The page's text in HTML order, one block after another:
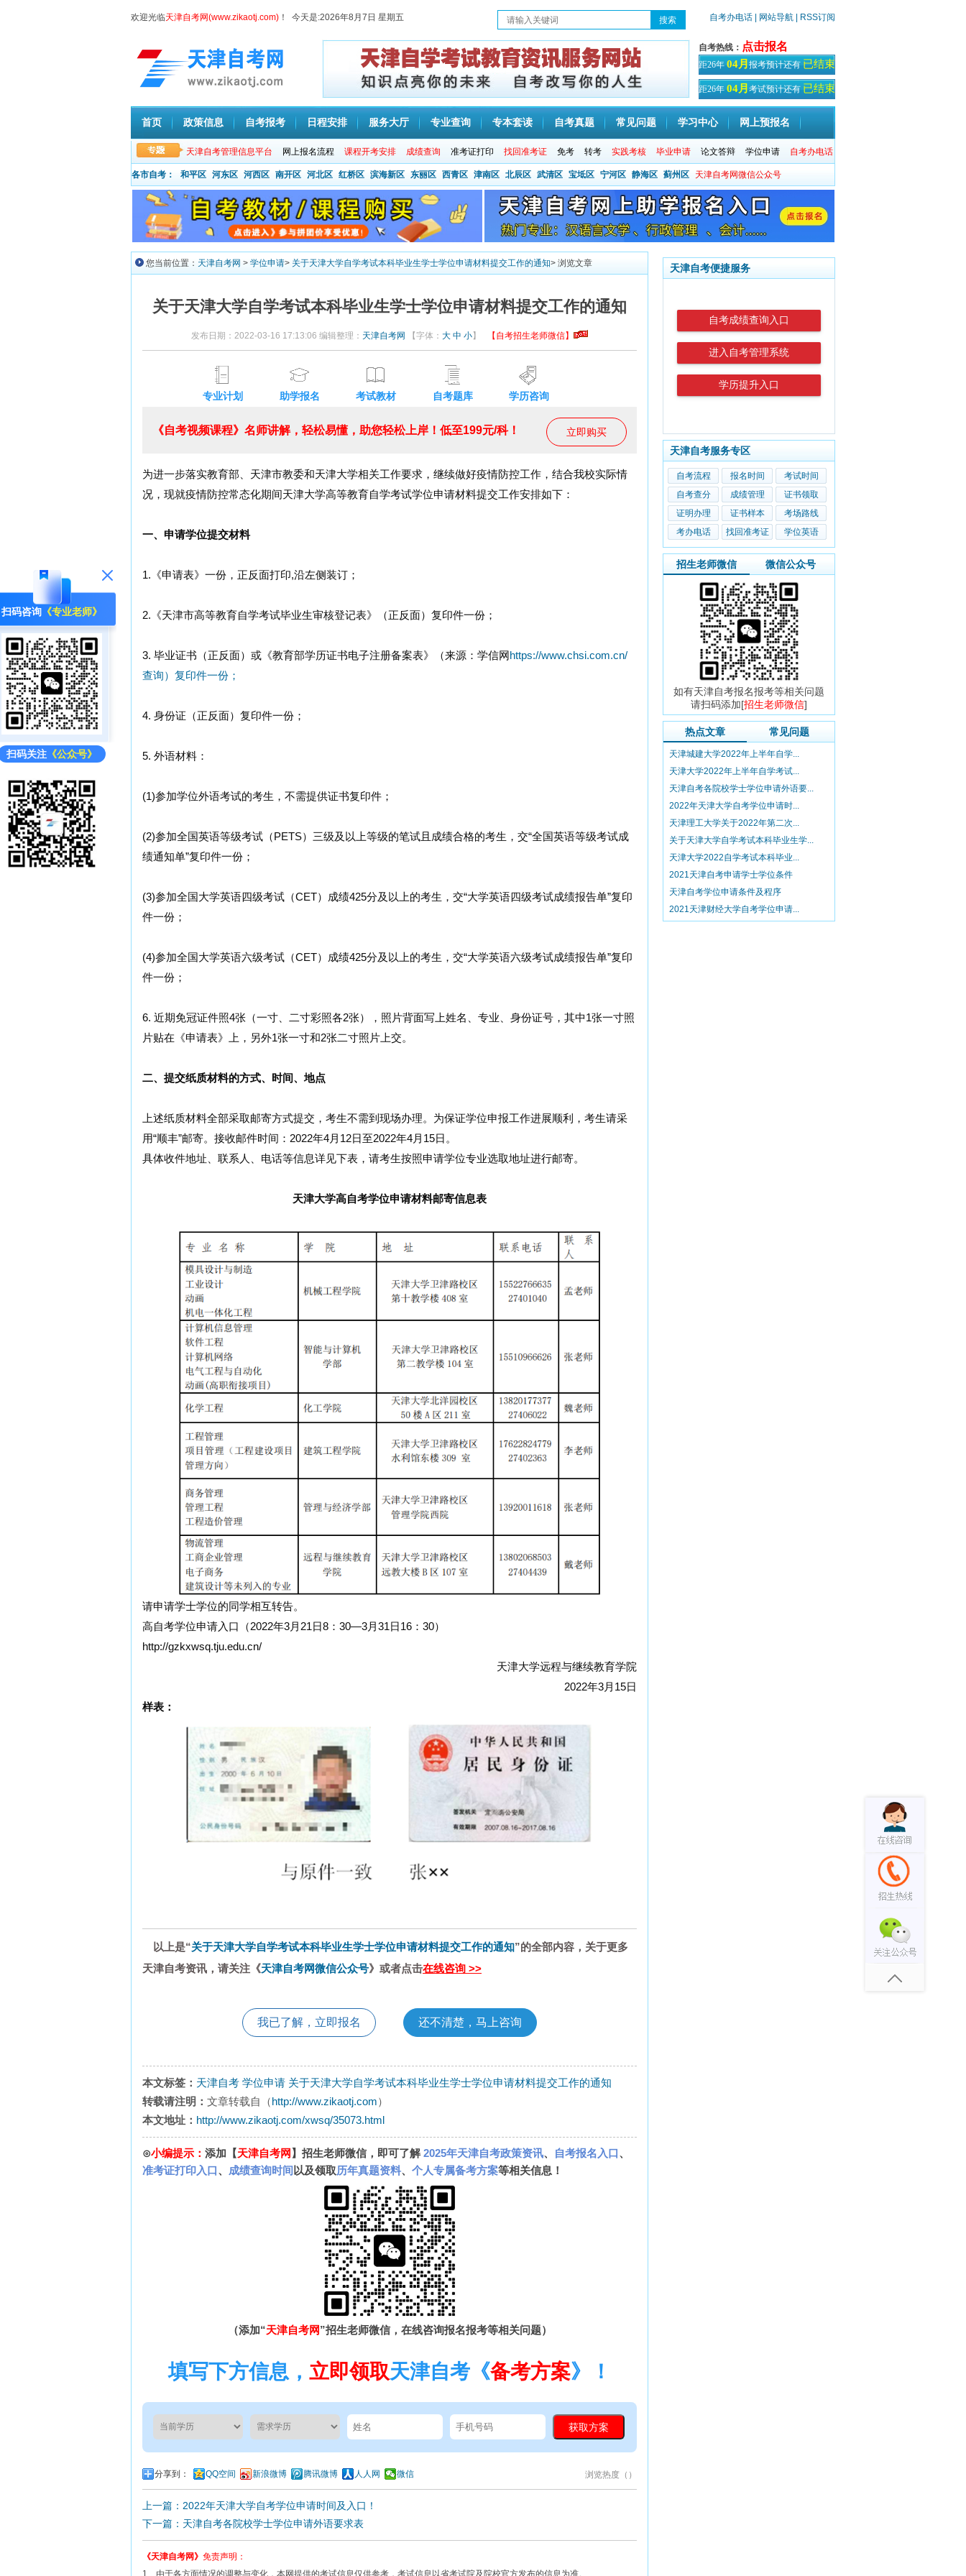
扫码咨询 《专业老师》
扫码关注 《公众号》
欢迎光临天津自考网(www.zikaotj.com) ！ 今天是:2026年8月7日 星期五 自考办电话 | 网站导航 | RSS订阅
自考热线： 点击报名
距26年 04月 报考预计还有 已结束
天！
距26年 04月 考试预计还有 已结束
天
首页 政策信息 自考报考 日程安排 服务大厅 专业查询 专本套读 自考真题 常见问题 学习中心 网上预报名
天津自考管理信息平台 网上报名流程 课程开考安排 成绩查询 准考证打印 找回准考证 免考 转考 实践考核 毕业申请 论文答辩 学位申请 自考办电话
各市自考： 和平区 河东区 河西区 南开区 河北区 红桥区 滨海新区 东丽区 西青区 津南区 北辰区 武清区 宝坻区 宁河区 静海区 蓟州区 天津自考网微信公众号
您当前位置： 天津自考网 > 学位申请> 关于天津大学自学考试本科毕业生学士学位申请材料提交工作的通知> 浏览文章
关于天津大学自学考试本科毕业生学士学位申请材料提交工作的通知
发布日期：2022-03-16 17:13:06 编辑整理： 天津自考网 【字体： 大 中 小】 【自考招生老师微信】
专业计划 助学报名 考试教材 自考题库 学历咨询
立即购买
《自考视频课程》名师讲解，轻松易懂，助您轻松上岸！低至199元/科！
为进一步落实教育部、天津市教委和天津大学相关工作要求，继续做好疫情防控工作，结合我校实际情
况，现就疫情防控常态化期间天津大学高等教育自学考试学位申请材料提交工作安排如下：
一、申请学位提交材料
1.《申请表》一份，正反面打印,沿左侧装订；
2.《天津市高等教育自学考试毕业生审核登记表》（正反面）复印件一份；
3. 毕业证书（正反面）或《教育部学历证书电子注册备案表》（来源：学信网https://www.chsi.com.cn/
查询）复印件一份；
4. 身份证（正反面）复印件一份；
5. 外语材料：
(1)参加学位外语考试的考生，不需提供证书复印件；
(2)参加全国英语等级考试（PETS）三级及以上等级的笔试且成绩合格的考生，交“全国英语等级考试成
绩通知单”复印件一份；
(3)参加全国大学英语四级考试（CET）成绩425分及以上的考生，交“大学英语四级考试成绩报告单”复印
件一份；
(4)参加全国大学英语六级考试（CET）成绩425分及以上的考生，交“大学英语六级考试成绩报告单”复印
件一份；
6. 近期免冠证件照4张（一寸、二寸彩照各2张），照片背面写上姓名、专业、身份证号，其中1张一寸照
片贴在《申请表》上，另外1张一寸和2张二寸照片上交。
二、提交纸质材料的方式、时间、地点
上述纸质材料全部采取邮寄方式提交，考生不需到现场办理。为保证学位申报工作进展顺利，考生请采
用“顺丰”邮寄。接收邮件时间：2022年4月12日至2022年4月15日。
具体收件地址、联系人、电话等信息详见下表，请考生按照申请学位专业选取地址进行邮寄。
天津大学高自考学位申请材料邮寄信息表
请申请学士学位的同学相互转告。
高自考学位申请入口（2022年3月21日8：30—3月31日16：30）
http://gzkxwsq.tju.edu.cn/
天津大学远程与继续教育学院
2022年3月15日
样表：
以上是“关于天津大学自学考试本科毕业生学士学位申请材料提交工作的通知”的全部内容，关于更多
天津自考资讯，请关注《天津自考网微信公众号》或者点击在线咨询 >>
我已了解，立即报名 还不清楚，马上咨询
本文标签： 天津自考 学位申请 关于天津大学自学考试本科毕业生学士学位申请材料提交工作的通知
转载请注明： 文章转载自（http://www.zikaotj.com）
本文地址： http://www.zikaotj.com/xwsq/35073.html
⊙小编提示： 添加【天津自考网 】招生老师微信，即可了解2025年天津自考政策资讯、 自考报名入口、
准考证打印入口、 成绩查询时间 以及领取历年真题资料、 个人专属备考方案等相关信息！
（添加“天津自考网”招生老师微信，在线咨询报名报考等相关问题）
填写下方信息， 立即领取天津自考《备考方案》！
分享到： QQ空间 新浪微博 腾讯微博 人人网 微信 浏览热度（ ）
上一篇：2022年天津大学自考学位申请时间及入口！
下一篇：天津自考各院校学士学位申请外语要求表
《天津自考网》 免责声明：
天津自考便捷服务
自考成绩查询入口
进入自考管理系统
学历提升入口
天津自考服务专区
自考流程 报名时间
考试时间
自考查分
成绩管理
证书领取
证明办理
证书样本
考场路线
考办电话
找回准考证 学位英语
招生老师微信 微信公众号
如有天津自考报名报考等相关问题
请扫码添加[招生老师微信]
热点文章 常见问题
天津城建大学2022年上半年自学...
天津大学2022年上半年自学考试...
天津自考各院校学士学位申请外语要...
2022年天津大学自考学位申请时...
天津理工大学关于2022年第二次...
关于天津大学自学考试本科毕业生学...
天津大学2022自学考试本科毕业...
2021天津自考申请学士学位条件
天津自考学位申请条件及程序
2021天津财经大学自考学位申请...